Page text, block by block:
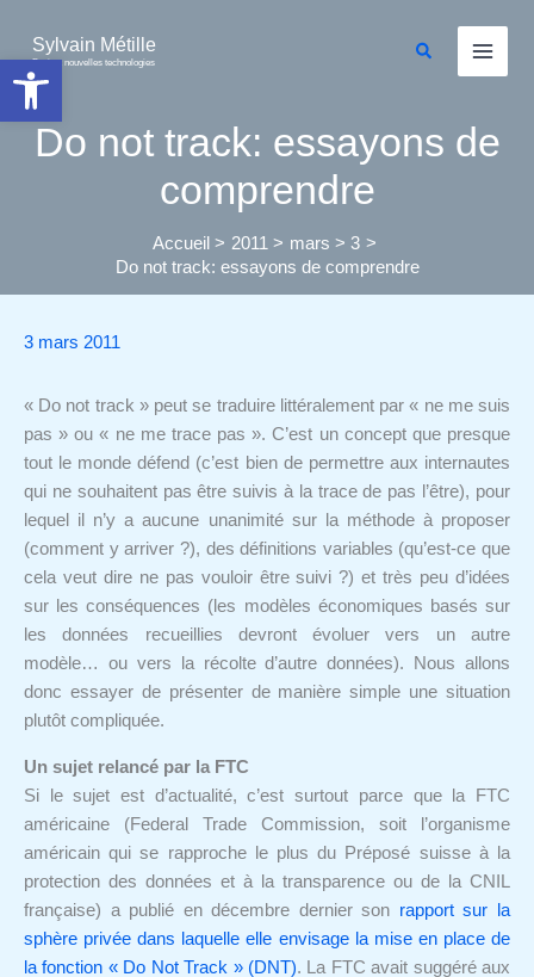
Ouvrir la barre d’outils
contenu
Sylvain Métille
Droit et nouvelles technologies
Rechercher
Do not track: essayons de
comprendre
Accueil 2011 mars
3
Do not track: essayons de comprendre
3 mars 2011
« Do not track » peut se traduire littéralement par « ne me suis
pas » ou « ne me trace pas ». C’est un concept que presque
tout le monde défend (c’est bien de permettre aux internautes
qui ne souhaitent pas être suivis à la trace de pas l’être), pour
lequel il n’y a aucune unanimité sur la méthode à proposer
(comment y arriver ?), des définitions variables (qu’est-ce que
cela veut dire ne pas vouloir être suivi ?) et très peu d’idées
sur les conséquences (les modèles économiques basés sur
les données recueillies devront évoluer vers un autre
modèle… ou vers la récolte d’autre données). Nous allons
donc essayer de présenter de manière simple une situation
plutôt compliquée.
Un sujet relancé par la FTC
Si le sujet est d’actualité, c’est surtout parce que la FTC
américaine (Federal Trade Commission, soit l’organisme
américain qui se rapproche le plus du Préposé suisse à la
protection des données et à la transparence ou de la CNIL
française) a publié en décembre dernier son rapport sur la
sphère privée dans laquelle elle envisage la mise en place de
la fonction « Do Not Track » (DNT). La FTC avait suggéré aux